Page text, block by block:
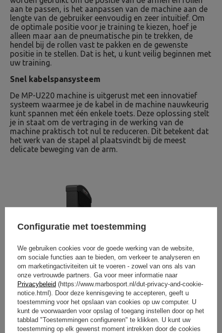
aan te passen, is het aanpassen van de machine aan de
lengte van de gebruiker eenvoudig en zeer intuïtief. Om
de optimale positie voor je training te kiezen, hoef je
alleen maar aan de pneumatische pin te trekken, de
hendel bij de rollen vast te pakken en de gewenste
positie in te stellen. Dat is het, u kunt veilig beginnen met
uw training.
Snel kabelspansysteem
De MP-U220 machine is uitgerust met een innovatief
systeem waarmee je de kabel in de machine nauwkeurig
kunt spannen met één enkele toets. Deze oplossing stelt
je in staat om de vertraging in de werking van de
machine praktisch tot nul te reduceren. Dit betekent dat
het werk van de stapel al plaatsvindt bij de meest
delicate beweging van de arm.
Configuratie met toestemming
We gebruiken cookies voor de goede werking van de website,
om sociale functies aan te bieden, om verkeer te analyseren en
om marketingactiviteiten uit te voeren - zowel van ons als van
onze vertrouwde partners. Ga voor meer informatie naar
Privacybeleid (https://www.marbosport.nl/dut-privacy-and-cookie-
notice.html). Door deze kennisgeving te accepteren, geeft u
toestemming voor het opslaan van cookies op uw computer. U
kunt de voorwaarden voor opslag of toegang instellen door op het
tabblad "Toestemmingen configureren" te klikken. U kunt uw
toestemming op elk gewenst moment intrekken door de cookies